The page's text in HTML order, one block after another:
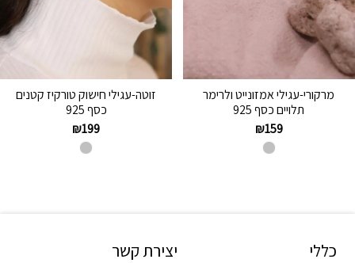
מרקורי-עגילי אמזונייט ולרימר
תלויים כסף 925
₪159
זוטה-עגילי חישוק טורקיז קטנים
כסף 925
₪199
כללי יצירת קשר